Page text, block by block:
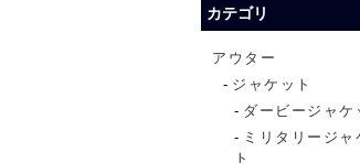
カテゴリ
アウター
ジャケット
ダービージャケ
ミリタリージャ
ト